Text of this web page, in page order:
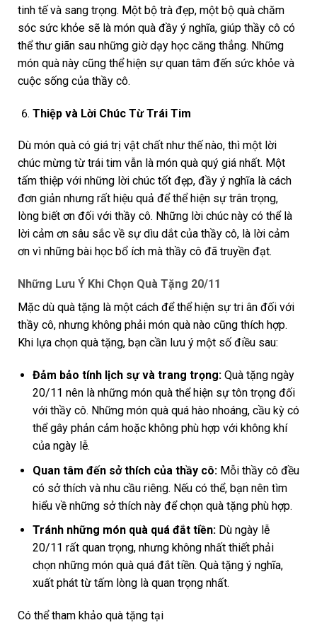
tinh tế và sang trọng. Một bộ trà đẹp, một bộ quà chăm
sóc sức khỏe sẽ là món quà đầy ý nghĩa, giúp thầy cô có
thể thư giãn sau những giờ dạy học căng thẳng. Những
món quà này cũng thể hiện sự quan tâm đến sức khỏe và
cuộc sống của thầy cô.
Thiệp và Lời Chúc Từ Trái Tim
Dù món quà có giá trị vật chất như thế nào, thì một lời
chúc mừng từ trái tim vẫn là món quà quý giá nhất. Một
tấm thiệp với những lời chúc tốt đẹp, đầy ý nghĩa là cách
đơn giản nhưng rất hiệu quả để thể hiện sự trân trọng,
lòng biết ơn đối với thầy cô. Những lời chúc này có thể là
lời cảm ơn sâu sắc về sự dìu dắt của thầy cô, là lời cảm
ơn vì những bài học bổ ích mà thầy cô đã truyền đạt.
Những Lưu Ý Khi Chọn Quà Tặng 20/11
Mặc dù quà tặng là một cách để thể hiện sự tri ân đối với
thầy cô, nhưng không phải món quà nào cũng thích hợp.
Khi lựa chọn quà tặng, bạn cần lưu ý một số điều sau:
Đảm bảo tính lịch sự và trang trọng:Quà tặng ngày
20/11 nên là những món quà thể hiện sự tôn trọng đối
với thầy cô. Những món quà quá hào nhoáng, cầu kỳ có
thể gây phản cảm hoặc không phù hợp với không khí
của ngày lễ.
Quan tâm đến sở thích của thầy cô:Mỗi thầy cô đều
có sở thích và nhu cầu riêng. Nếu có thể, bạn nên tìm
hiểu về những sở thích này để chọn quà tặng phù hợp.
Tránh những món quà quá đắt tiền:Dù ngày lễ
20/11 rất quan trọng, nhưng không nhất thiết phải
chọn những món quà quá đắt tiền. Quà tặng ý nghĩa,
xuất phát từ tấm lòng là quan trọng nhất.
Có thể tham khảo quà tặng tại